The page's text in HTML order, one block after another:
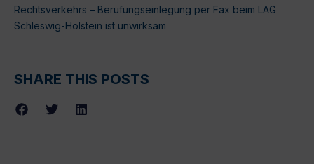
Rechtsverkehrs – Berufungseinlegung per Fax beim LAG
Schleswig-Holstein ist unwirksam
SHARE THIS POSTS